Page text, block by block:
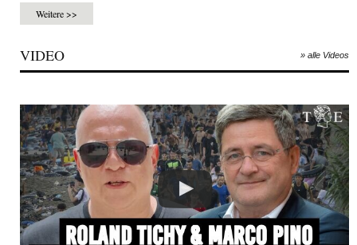
Weitere >>
VIDEO » alle Videos